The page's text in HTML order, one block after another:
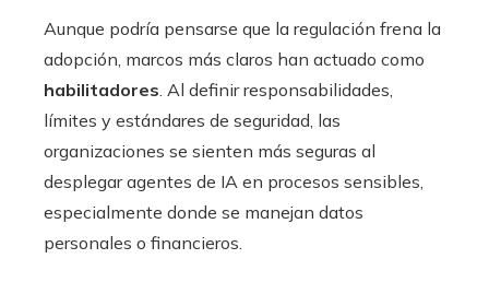
Aunque podría pensarse que la regulación frena la
adopción, marcos más claros han actuado como
habilitadores. Al definir responsabilidades,
límites y estándares de seguridad, las
organizaciones se sienten más seguras al
desplegar agentes de IA en procesos sensibles,
especialmente donde se manejan datos
personales o financieros.